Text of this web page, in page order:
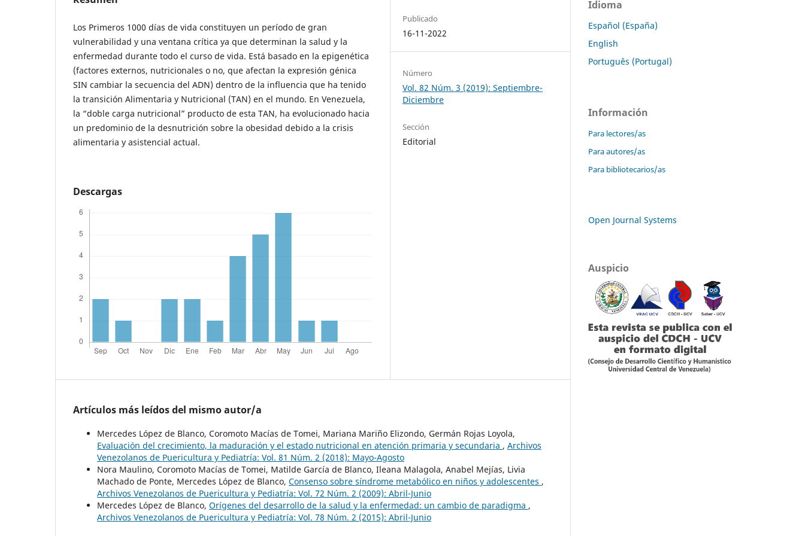
Los Primeros 1000 días de vida constituyen un período de gran
vulnerabilidad y una ventana crítica ya que determinan la salud y la
enfermedad durante todo el curso de vida. Está basado en la epigenética
(factores externos, nutricionales o no, que afectan la expresión génica
SIN cambiar la secuencia del ADN) dentro de la influencia que ha tenido
la transición Alimentaria y Nutricional (TAN) en el mundo. En Venezuela,
la “doble carga nutricional” producto de esta TAN, ha evolucionado hacia
un predominio de la desnutrición sobre la obesidad debido a la crisis
alimentaria y asistencial actual.
Descargas
Publicado
16-11-2022
Número
Vol. 82 Núm. 3 (2019): Septiembre-
Diciembre
Sección
Editorial
Artículos más leídos del mismo autor/a
Mercedes López de Blanco, Coromoto Macías de Tomei, Mariana Mariño Elizondo, Germán Rojas Loyola,
Evaluación del crecimiento, la maduración y el estado nutricional en atención primaria y secundaria , Archivos
Venezolanos de Puericultura y Pediatría: Vol. 81 Núm. 2 (2018): Mayo-Agosto
Nora Maulino, Coromoto Macías de Tomei, Matilde García de Blanco, Ileana Malagola, Anabel Mejías, Livia
Machado de Ponte, Mercedes López de Blanco, Consenso sobre síndrome metabólico en niños y adolescentes ,
Archivos Venezolanos de Puericultura y Pediatría: Vol. 72 Núm. 2 (2009): Abril-Junio
Mercedes López de Blanco, Orígenes del desarrollo de la salud y la enfermedad: un cambio de paradigma ,
Archivos Venezolanos de Puericultura y Pediatría: Vol. 78 Núm. 2 (2015): Abril-Junio
Idioma
Español (España)
English
Português (Portugal)
Información
Para lectores/as
Para autores/as
Para bibliotecarios/as
Open Journal Systems
Auspicio